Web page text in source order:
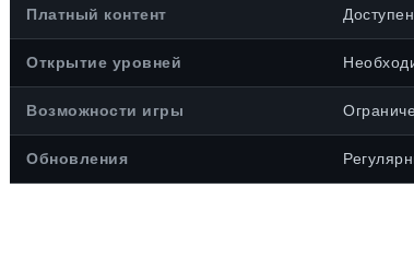
Платный контент
Открытие уровней
Возможности игры
Обновления